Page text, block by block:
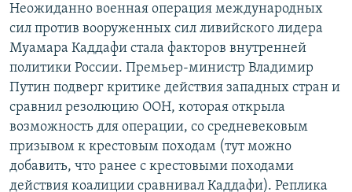
навигации
Вернутся
поиску
IDEL.РЕАЛИИ
КАВКАЗ.РЕАЛИИ
СЕВЕР.РЕАЛИИ
СИБИРЬ.РЕАЛИИ
РАСПИСАНИЕ ВЕЩАНИЯ
ПОДПИШИТЕСЬ НА РАССЫЛКУ
Неожиданно военная операция международных
сил против вооруженных сил ливийского лидера
Муамара Каддафи стала факторов внутренней
политики России. Премьер-министр Владимир
Путин подверг критике действия западных стран и
сравнил резолюцию ООН, которая открыла
возможность для операции, со средневековым
призывом к крестовым походам (тут можно
добавить, что ранее с крестовыми походами
действия коалиции сравнивал Каддафи). Реплика